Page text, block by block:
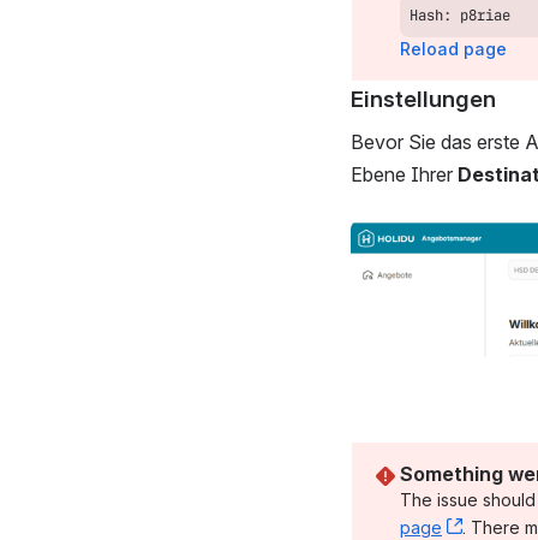
Hash: p8riae
Reload page
Einstellungen
Bevor Sie das erste
Ebene Ihrer
Open
Something
The issue
page
, (opens
. There